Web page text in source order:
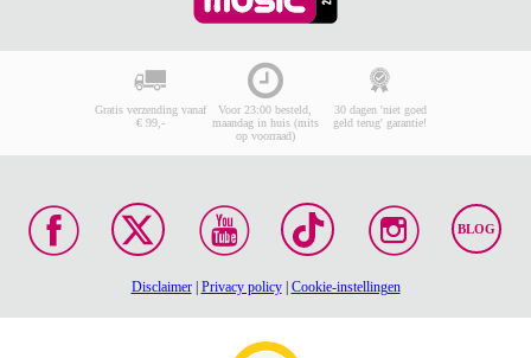
Gratis verzending vanaf
€ 99,-
Voor 23:00 besteld,
maandag in huis (mits
op voorraad)
30 dagen 'niet goed
geld terug' garantie!
BLOG
Disclaimer| Privacy policy| Cookie-instellingen